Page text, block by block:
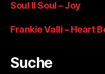
Soul II Soul – Joy
Frankie Valli – Heart
Suche